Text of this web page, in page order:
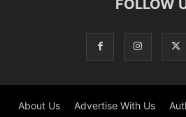
FOLLOW
About Us Advertise With Us